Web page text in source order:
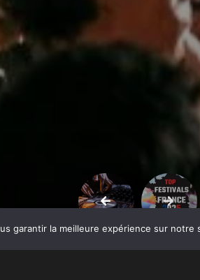
garantir la meilleure expérience sur